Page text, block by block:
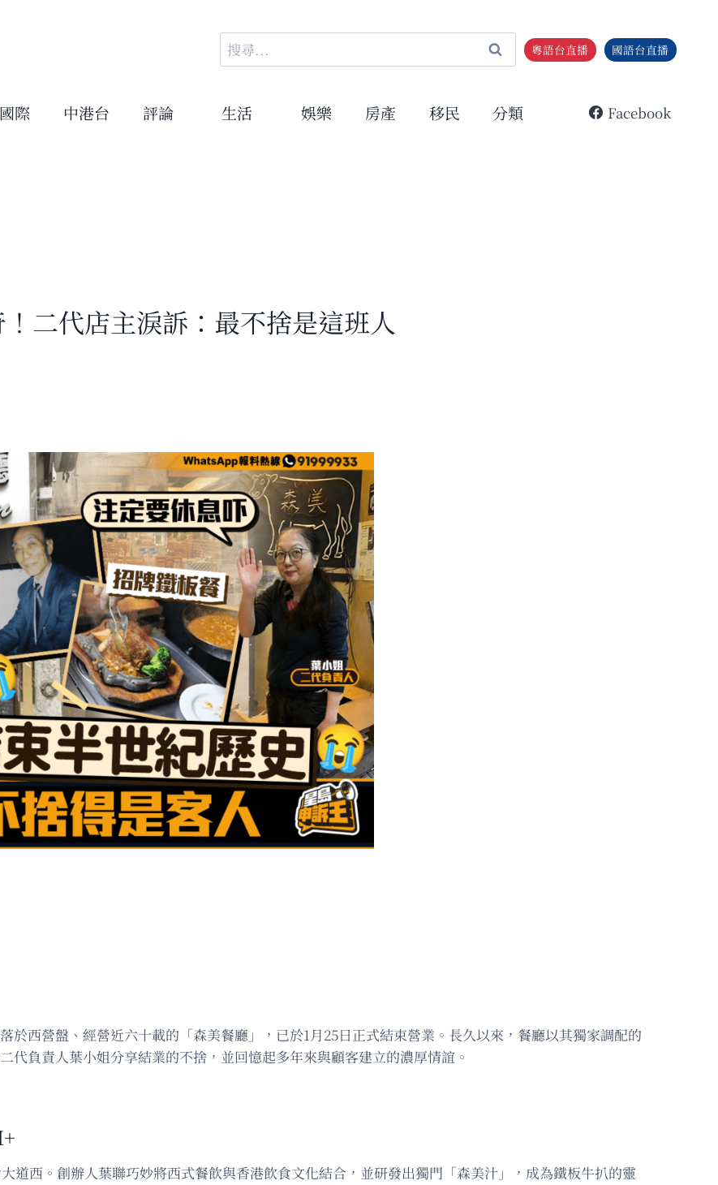
搜
尋
鍵
粵語台直播 國語台直播
國際 中港台 評論 生活 娛樂 房產 移民 分類 Facebook
二代店主淚訴：最不捨是這班人
於西營盤、經營近六十載的「森美餐廳」，已於1月25日正式結束營業。長久以來，餐廳以其獨家調配的
代負責人葉小姐分享結業的不捨，並回憶起多年來與顧客建立的濃厚情誼。
道西。創辦人葉聯巧妙將西式餐飲與香港飲食文化結合，並研發出獨門「森美汁」，成為鐵板牛扒的靈